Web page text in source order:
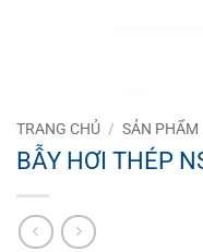
TRANG CHỦ / SẢN PHẨM
BẪY HƠI THÉP